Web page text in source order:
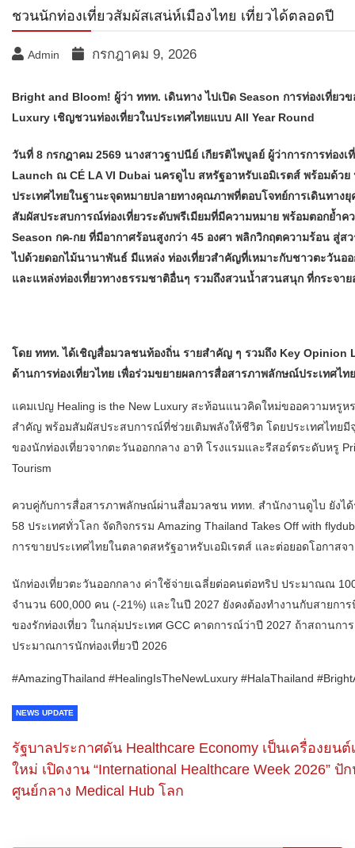
ชวนนักท่องเที่ยวสัมผัสเสน่ห์เมืองไทย เที่ยวได้ตลอดปี
Admin กรกฎาคม 9, 2026
Bright and Bloom! ผู้ว่า ททท. เดินทาง ไปเปิด Season การท่องเที่ย
Luxury เชิญชวนท่องเที่ยวในประเทศไทยแบบ All Year Round
วันที่ 8 กรกฎาคม 2569 นางสาวฐาปนีย์ เกียรติไพบูลย์ ผู้ว่าการการท่อ
Launch ณ CÉ LA VI Dubai นครดูไบ สหรัฐอาหรับเอมิเรตส์ พร้อมด้ว
ประเทศไทยในฐานะจุดหมายปลายทางคุณภาพที่ตอบโจทย์การเดินทาง
สัมผัสประสบการณ์ท่องเที่ยวระดับพรีเมียมที่มีความหมาย พร้อมตอกย้ำ
Season กค-กย ที่มีอากาศร้อนสูงกว่า 45 องศา พลิกวิกฤตความร้อน สู่
ไปด้วยดอกไม้นานาพันธ์ มีแหล่ง ท่องเที่ยวสำคัญที่เหมาะกับชาวตะวัน
และแหล่งท่องเที่ยวทางธรรมชาติอื่นๆ รวมถึงสวนน้ำสวนสนุก ที่กระจาย
โดย ททท. ได้เชิญสื่อมวลชนท้องถิ่น รายสำคัญ ๆ รวมถึง Key Opinion
ด้านการท่องเที่ยวไทย เพื่อร่วมขยายผลการสื่อสารภาพลักษณ์ประเทศไ
แคมเปญ Healing is the New Luxury สะท้อนแนวคิดใหม่ขออความหรู
สำคัญ พร้อมสัมผัสประสบการณ์ที่ช่วยเติมพลังให้ชีวิต โดยประเทศไทยมี
ของนักท่องเที่ยวจากตะวันออกกลาง อาทิ โรงแรมและรีสอร์ตระดับหรู
Tourism
ควบคู่กับการสื่อสารภาพลักษณ์ผ่านสื่อมวลชน ททท. สำนักงานดูไบ ยังไ
58 ประเทศทั่วโลก จัดกิจกรรม Amazing Thailand Takes Off with
การขายประเทศไทยในตลาดสหรัฐอาหรับเอมิเรตส์ และต่อยอดโอกาสจ
นักท่องเที่ยวตะวันออกกลาง ค่าใช้จ่ายเฉลี่ยต่อคนต่อทริป ประมาณณ
จำนวน 600,000 คน (-21%) และในปี 2027 ยังคงต้องทำงานกับสายกา
ของรักท่องเที่ยว ในกลุ่มประเทศ GCC คาดการณ์ว่าปี 2027 ถ้าสถาน
ประมาณการนักท่องเที่ยวปี 2026
#AmazingThailand #HealingIsTheNewLuxury #HalaThailand
NEWS UPDATE
รัฐบาลประกาศดัน Healthcare Economy เป็นเครื่องยนต์
ใหม่ เปิดงาน “International Healthcare Week 2026” ปั
ศูนย์กลาง Medical Hub โลก